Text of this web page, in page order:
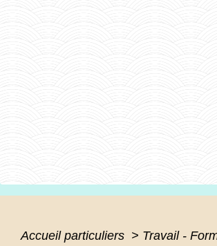
Accueil particuliers > Travail -